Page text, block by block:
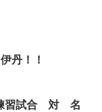
丹！！
習試合 対 名